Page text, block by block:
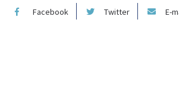
Facebook Twitter E-